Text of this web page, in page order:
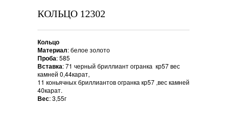
КОЛЬЦО 12302
Кольцо
Материал: белое золото
Проба: 585
Вставка: 71 черный бриллиант огранка кр57 вес
камней 0,44карат,
11 коньячных бриллиантов огранка кр57 ,вес камней
40карат.
Вес: 3,55г